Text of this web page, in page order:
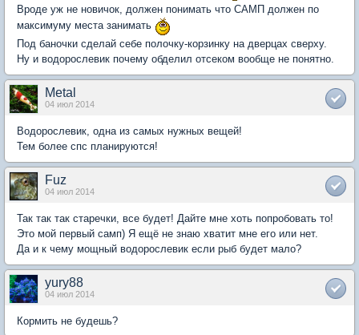
Вроде уж не новичок, должен понимать что САМП должен по
максимуму места занимать
Под баночки сделай себе полочку-корзинку на дверцах сверху.
Ну и водорослевик почему обделил отсеком вообще не понятно.
Metal
04 июл 2014
Водорослевик, одна из самых нужных вещей!
Тем более спс планируются!
Fuz
04 июл 2014
Так так так старечки, все будет! Дайте мне хоть попробовать то!
Это мой первый самп) Я ещё не знаю хватит мне его или нет.
Да и к чему мощный водорослевик если рыб будет мало?
yury88
04 июл 2014
Кормить не будешь?